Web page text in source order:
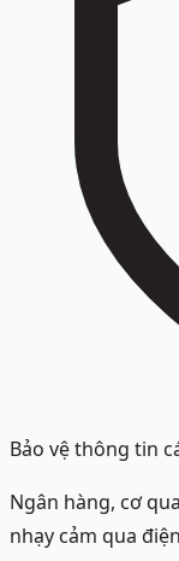
Bảo vệ thông tin
Ngân hàng, cơ
nhạy cảm qua